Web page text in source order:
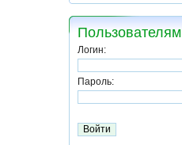
Пользователям
Логин:
Пароль: